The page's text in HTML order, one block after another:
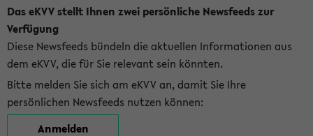
Das eKVV stellt Ihnen zwei persönliche Newsfeeds zur
Verfügung
Diese Newsfeeds bündeln die aktuellen Informationen aus
dem eKVV, die für Sie relevant sein könnten.
Bitte melden Sie sich am eKVV an, damit Sie Ihre
persönlichen Newsfeeds nutzen können:
Anmelden